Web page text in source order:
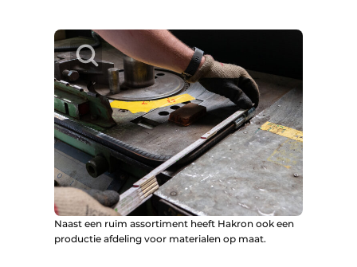
Naast een ruim assortiment heeft Hakron ook een
productie afdeling voor materialen op maat.